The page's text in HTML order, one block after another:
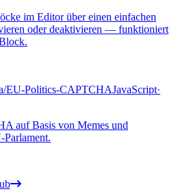
im Editor über einen einfachen
oder deaktivieren — funktioniert
/EU-Politics-CAPTCHAJavaScript·
auf Basis von Memes und
Parlament.